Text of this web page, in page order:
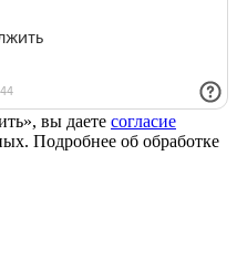
вы даете согласие
Подробнее об обработке